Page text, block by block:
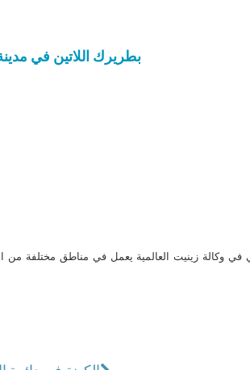
بطريرك اللاتين في
في وكالة زينيت العالمية يعمل في مناطق مختلفة